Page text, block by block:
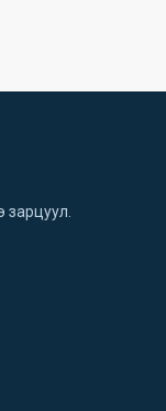
зарцуул.